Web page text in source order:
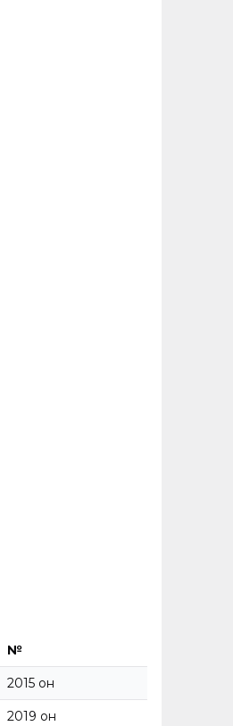
№
2015 он
2019 он